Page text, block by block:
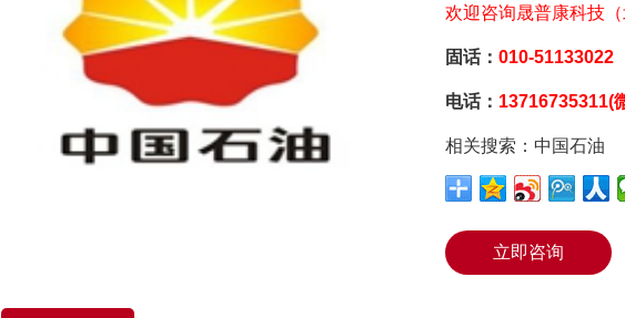
欢迎咨询晟普康科技
固话： 010-51133022
电话： 13716735311(
相关搜索：中国石油
立即咨询